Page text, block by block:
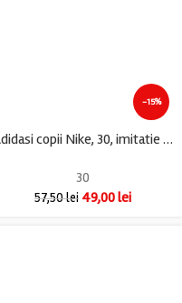
-15%
Adidasi copii Nike, 30, imitatie de piele, material textil, alb
30
57,50lei 49,00lei